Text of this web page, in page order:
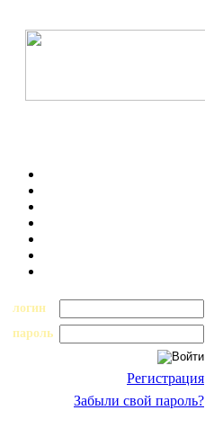
логин
пароль
Регистрация
Забыли свой пароль?